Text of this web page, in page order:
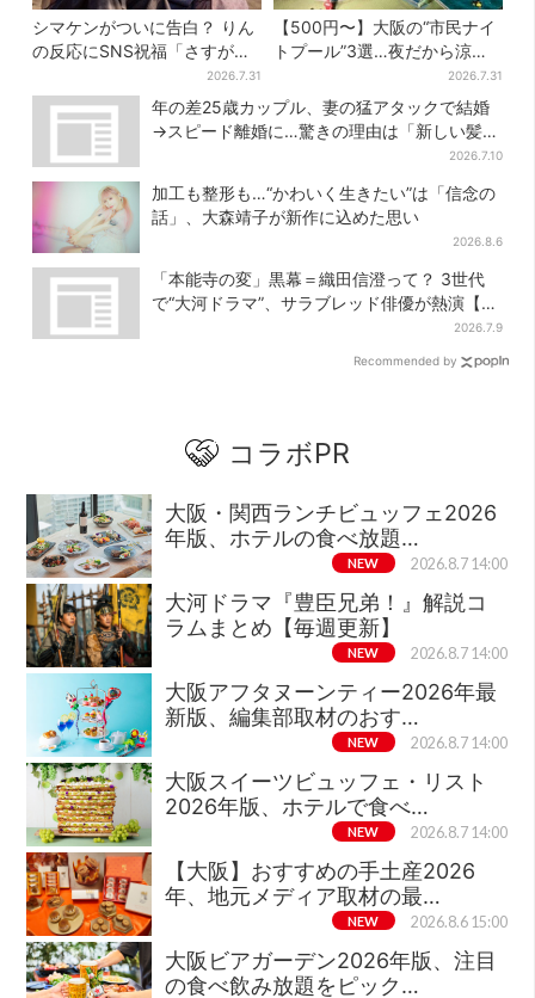
シマケンがついに告白？ りん
の反応にSNS祝福「さすがに
2026.7.31
【500円〜】大阪の“市民ナイ
トプール”3選…夜だから涼し
2026.7.31
年の差25歳カップル、妻の猛アタックで結婚
→スピード離婚に…驚きの理由は「新しい髪
2026.7.10
加工も整形も…“かわいく生きたい”は「信念の
話」、大森靖子が新作に込めた思い
2026.8.6
「本能寺の変」黒幕＝織田信澄って？ 3世代
で“大河ドラマ”、サラブレッド俳優が熱演【豊
2026.7.9
Recommended by
コラボPR
大阪・関西ランチビュッフェ2026
年版、ホテルの食べ放題…
NEW 2026.8.7 14:00
大河ドラマ『豊臣兄弟！』解説コ
ラムまとめ【毎週更新】
NEW 2026.8.7 14:00
大阪アフタヌーンティー2026年最
新版、編集部取材のおす…
NEW 2026.8.7 14:00
大阪スイーツビュッフェ・リスト
2026年版、ホテルで食べ…
NEW 2026.8.7 14:00
【大阪】おすすめの手土産2026
年、地元メディア取材の最…
NEW 2026.8.6 15:00
大阪ビアガーデン2026年版、注目
の食べ飲み放題をピック…